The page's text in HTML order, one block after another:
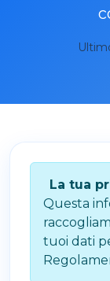
La tua
Questa
tuoi dati